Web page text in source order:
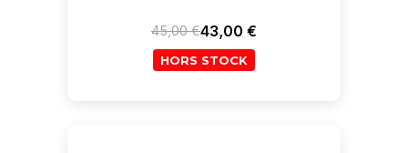
Prix de base
45,00 €Prix
43,00 €
HORS STOCK